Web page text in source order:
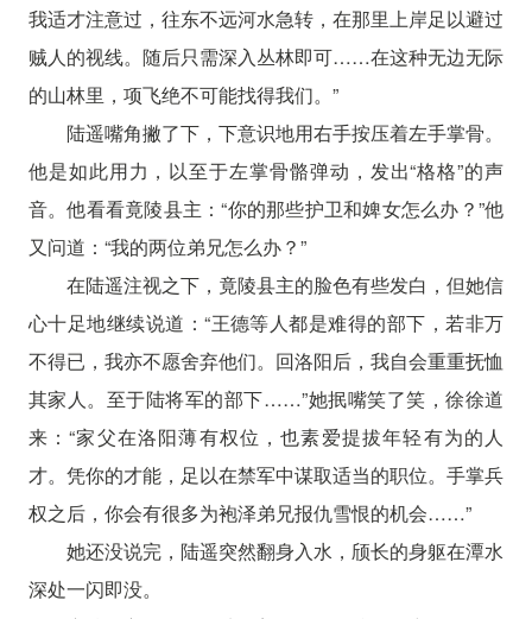
我适才注意过，往东不远河水急转，在那里上岸足以避过
贼人的视线。随后只需深入丛林即可……在这种无边无际
的山林里，项飞绝不可能找得我们。”
陆遥嘴角撇了下，下意识地用右手按压着左手掌骨。
他是如此用力，以至于左掌骨骼弹动，发出“格格”的声
音。他看看竟陵县主：“你的那些护卫和婢女怎么办？”他
又问道：“我的两位弟兄怎么办？”
在陆遥注视之下，竟陵县主的脸色有些发白，但她信
心十足地继续说道：“王德等人都是难得的部下，若非万
不得已，我亦不愿舍弃他们。回洛阳后，我自会重重抚恤
其家人。至于陆将军的部下……”她抿嘴笑了笑，徐徐道
来：“家父在洛阳薄有权位，也素爱提拔年轻有为的人
才。凭你的才能，足以在禁军中谋取适当的职位。手掌兵
权之后，你会有很多为袍泽弟兄报仇雪恨的机会……”
她还没说完，陆遥突然翻身入水，颀长的身躯在潭水
深处一闪即没。